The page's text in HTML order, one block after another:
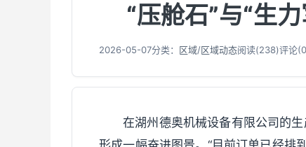
“压舱石”与“生
2026-05-07分类： 区域/区域动态阅读(239)评论
在湖州德奥机械设备有限公司的